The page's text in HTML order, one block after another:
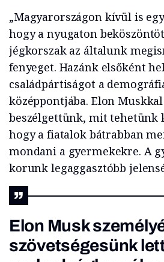
„Magyarországon kívül is
hogy a nyugaton
jégkorszak az általunk
fenyeget. Hazánk elsőként
családpártiságot a
középpontjába. Elon
beszélgettünk, mit tehetünk
hogy a fiatalok bátrabban
mondani a gyermekekre. A
korunk legaggasztóbb
Elon Musk
szövetségesünk